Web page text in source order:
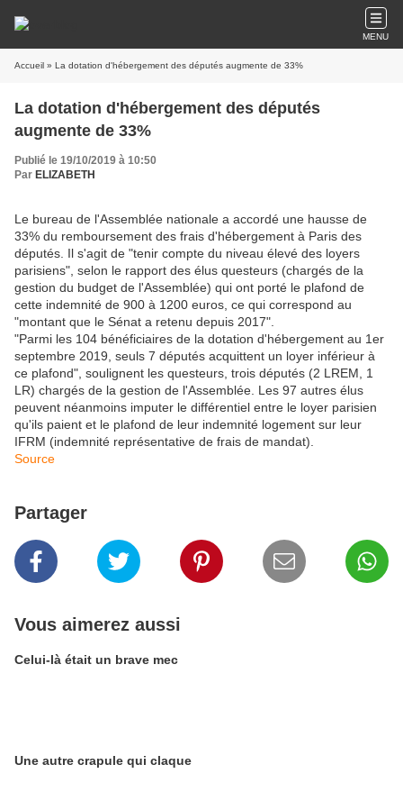
MENU
Accueil » La dotation d'hébergement des députés augmente de 33%
La dotation d'hébergement des députés
augmente de 33%
Publié le 19/10/2019 à 10:50
Par ELIZABETH
Le bureau de l'Assemblée nationale a accordé une hausse de
33% du remboursement des frais d'hébergement à Paris des
députés. Il s'agit de "tenir compte du niveau élevé des loyers
parisiens", selon le rapport des élus questeurs (chargés de la
gestion du budget de l'Assemblée) qui ont porté le plafond de
cette indemnité de 900 à 1200 euros, ce qui correspond au
"montant que le Sénat a retenu depuis 2017".
"Parmi les 104 bénéficiaires de la dotation d'hébergement au 1er
septembre 2019, seuls 7 députés acquittent un loyer inférieur à
ce plafond", soulignent les questeurs, trois députés (2 LREM, 1
LR) chargés de la gestion de l'Assemblée. Les 97 autres élus
peuvent néanmoins imputer le différentiel entre le loyer parisien
qu'ils paient et le plafond de leur indemnité logement sur leur
IFRM (indemnité représentative de frais de mandat).
Source
Partager
Vous aimerez aussi
Celui-là était un brave mec
Une autre crapule qui claque